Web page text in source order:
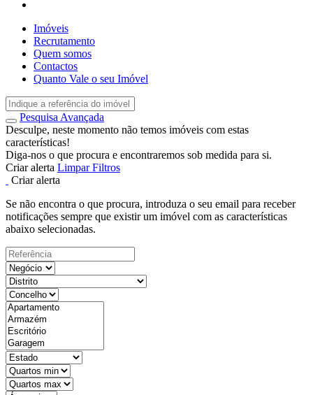
Imóveis
Recrutamento
Quem somos
Contactos
Quanto Vale o seu Imóvel
Pesquisa Avançada
Desculpe, neste momento não temos imóveis com estas
características!
Diga-nos o que procura e encontraremos sob medida para si.
Criar alerta Limpar Filtros
Criar alerta
Se não encontra o que procura, introduza o seu email para receber
notificações sempre que existir um imóvel com as características
abaixo selecionadas.